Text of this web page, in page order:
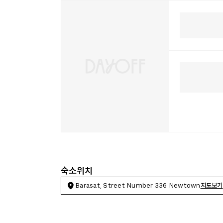
숙소위치
Barasat, Street Number 336 Newtown 지도보기